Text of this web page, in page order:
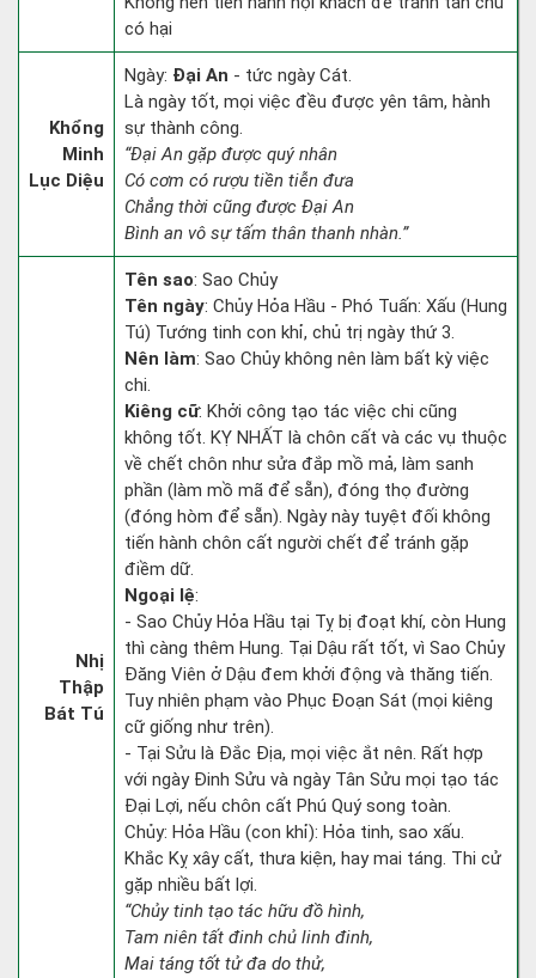
có hại
Khổng
Minh
Lục Diệu
Ngày: Đại An - tức ngày Cát.
Là ngày tốt, mọi việc đều được yên tâm, hành
sự thành công.
“Đại An gặp được quý nhân
Có cơm có rượu tiền tiễn đưa
Chẳng thời cũng được Đại An
Bình an vô sự tấm thân thanh nhàn.”
Nhị
Thập
Bát Tú
Tên sao: Sao Chủy
Tên ngày: Chủy Hỏa Hầu - Phó Tuấn: Xấu (Hung
Tú) Tướng tinh con khỉ, chủ trị ngày thứ 3.
Nên làm: Sao Chủy không nên làm bất kỳ việc
chi.
Kiêng cữ: Khởi công tạo tác việc chi cũng
không tốt. KỴ NHẤT là chôn cất và các vụ thuộc
về chết chôn như sửa đắp mồ mả, làm sanh
phần (làm mồ mã để sẵn), đóng thọ đường
(đóng hòm để sẵn). Ngày này tuyệt đối không
tiến hành chôn cất người chết để tránh gặp
điềm dữ.
Ngoại lệ:
- Sao Chủy Hỏa Hầu tại Tỵ bị đoạt khí, còn Hung
thì càng thêm Hung. Tại Dậu rất tốt, vì Sao Chủy
Đăng Viên ở Dậu đem khởi động và thăng tiến.
Tuy nhiên phạm vào Phục Đoạn Sát (mọi kiêng
cữ giống như trên).
- Tại Sửu là Đắc Địa, mọi việc ắt nên. Rất hợp
với ngày Đinh Sửu và ngày Tân Sửu mọi tạo tác
Đại Lợi, nếu chôn cất Phú Quý song toàn.
Chủy: Hỏa Hầu (con khỉ): Hỏa tinh, sao xấu.
Khắc Kỵ xây cất, thưa kiện, hay mai táng. Thi cử
gặp nhiều bất lợi.
“Chủy tinh tạo tác hữu đồ hình,
Tam niên tất đinh chủ linh đinh,
Mai táng tốt tử đa do thử,